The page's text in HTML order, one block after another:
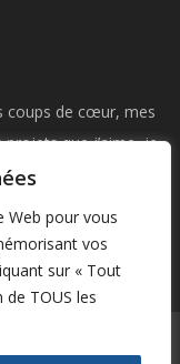
Web pour vous
vos
sur « Tout
TOUS les
coups de cœur, mes
que j’aime, je
mes visites et